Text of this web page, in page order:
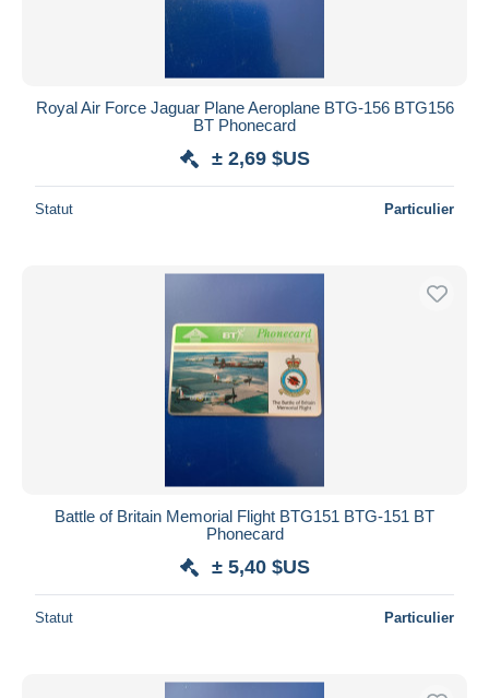
Royal Air Force Jaguar Plane Aeroplane BTG-156 BTG156
BT Phonecard
± 2,69 $US
Statut Particulier
Battle of Britain Memorial Flight BTG151 BTG-151 BT
Phonecard
± 5,40 $US
Statut Particulier